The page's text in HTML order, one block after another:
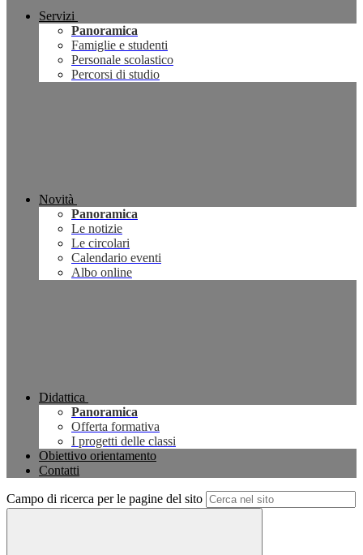
Servizi
Panoramica
Famiglie e studenti
Personale scolastico
Percorsi di studio
Novità
Panoramica
Le notizie
Le circolari
Calendario eventi
Albo online
Didattica
Panoramica
Offerta formativa
I progetti delle classi
Obiettivo orientamento
Contatti
Campo di ricerca per le pagine del sito